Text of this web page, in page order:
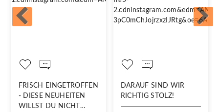
FRISCH EINGETROFFEN
- DIESE NEUHEITEN
WILLST DU NICHT
DARAUF SIND WIR
RICHTIG STOLZ!